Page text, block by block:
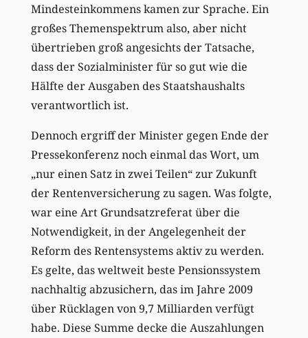
Mindesteinkommens kamen zur Sprache. Ein
großes Themenspektrum also, aber nicht
übertrieben groß angesichts der Tatsache,
dass der Sozialminister für so gut wie die
Hälfte der Ausgaben des Staatshaushalts
verantwortlich ist.
Dennoch ergriff der Minister gegen Ende der
Pressekonferenz noch einmal das Wort, um
„nur einen Satz in zwei Teilen“ zur Zukunft
der Rentenversicherung zu sagen. Was folgte,
war eine Art Grundsatzreferat über die
Notwendigkeit, in der Angelegenheit der
Reform des Rentensystems aktiv zu werden.
Es gelte, das weltweit beste Pensionssystem
nachhaltig abzusichern, das im Jahre 2009
über Rücklagen von 9,7 Milliarden verfügt
habe. Diese Summe decke die Auszahlungen